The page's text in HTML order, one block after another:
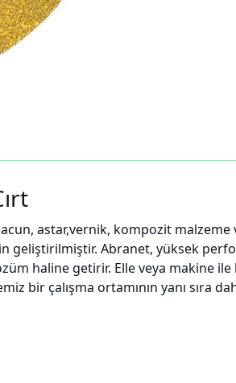
astar,vernik, kompozit
geliştirilmiştir. Abranet, yüksek
haline getirir. Elle veya makine
bir çalışma ortamının yanı sıra